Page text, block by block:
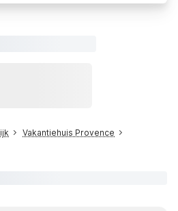
Vakantiehuis Provence